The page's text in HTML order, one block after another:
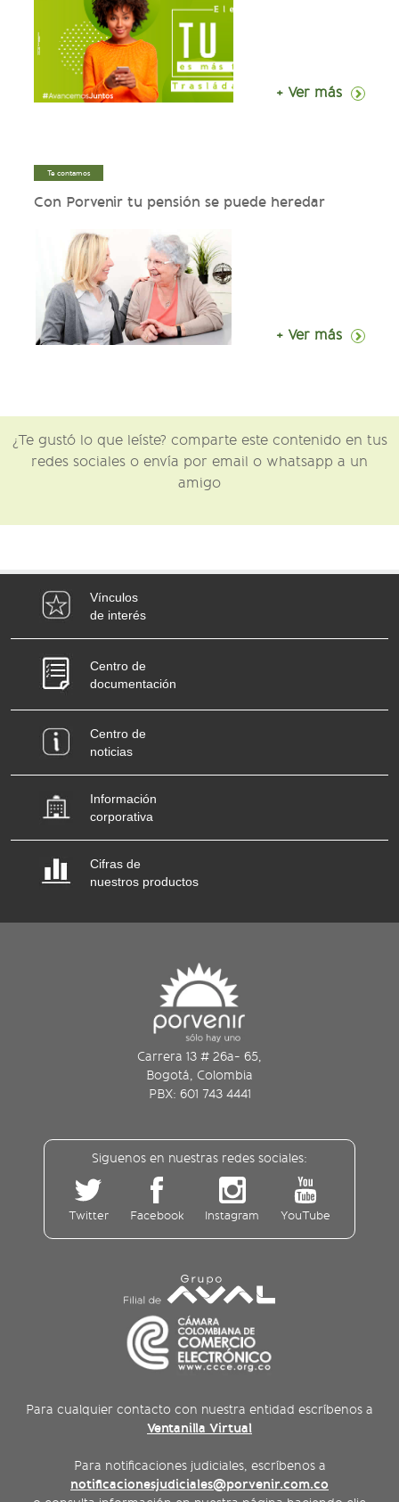
+ Ver más
Te contamos
Con Porvenir tu pensión se puede heredar
+ Ver más
¿Te gustó lo que leíste? comparte este contenido en tus
redes sociales o envía por email o whatsapp a un
amigo
Vínculos
de interés
Centro de
documentación
Centro de
noticias
Información
corporativa
Cifras de
nuestros productos
Carrera 13 # 26a- 65,
Bogotá, Colombia
PBX: 601 743 4441
Siguenos en nuestras redes sociales:
Twitter Facebook Instagram YouTube
Para cualquier contacto con nuestra entidad escríbenos a
Ventanilla Virtual
Para notificaciones judiciales, escríbenos a
notificacionesjudiciales@porvenir.com.co